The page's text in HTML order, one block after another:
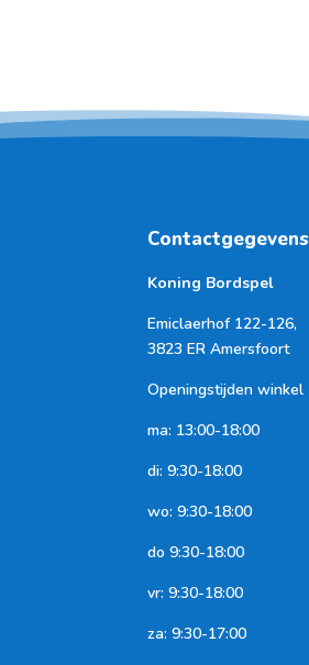
Contactgegevens
Koning Bordspel
Emiclaerhof 122-126,
3823 ER Amersfoort
Openingstijden winkel
ma: 13:00-18:00
di: 9:30-18:00
wo: 9:30-18:00
do 9:30-18:00
vr: 9:30-18:00
za: 9:30-17:00